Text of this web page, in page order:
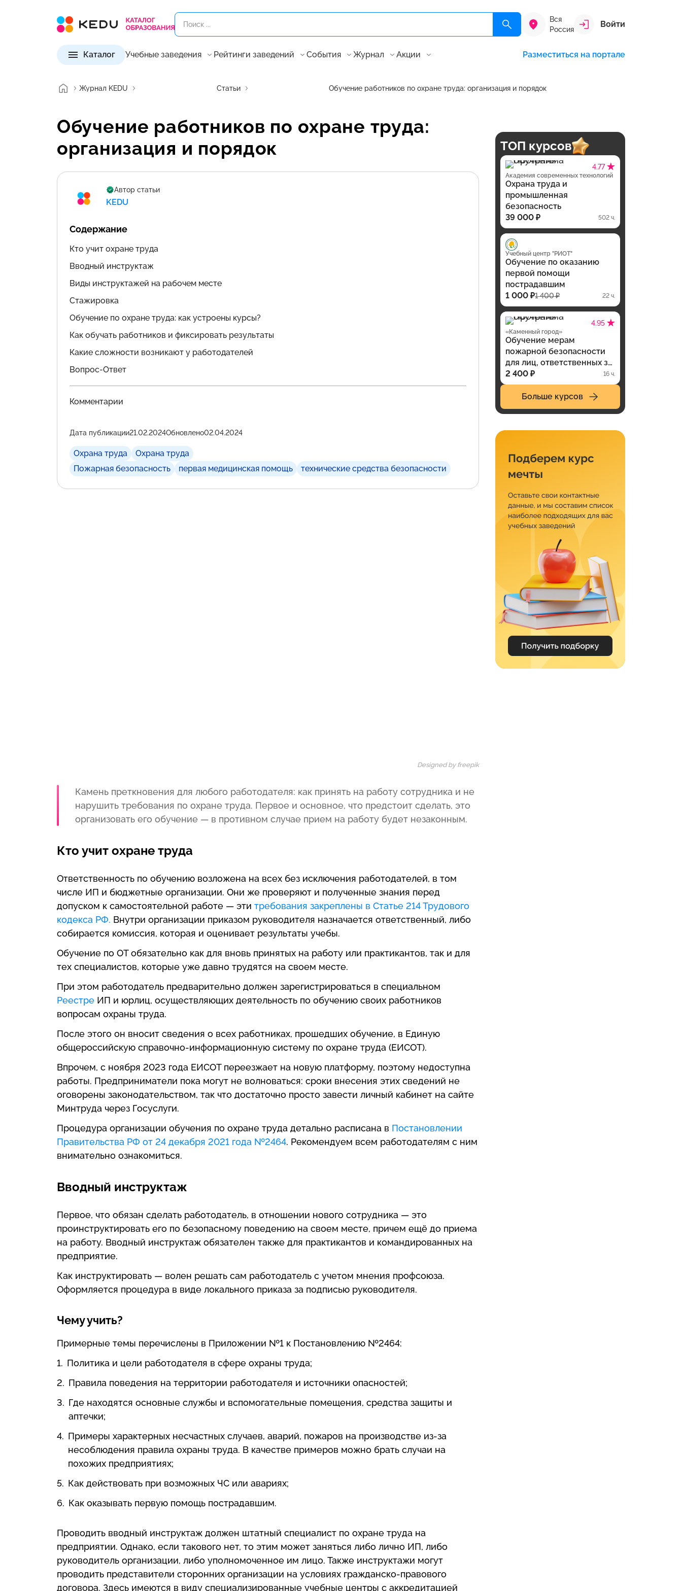
Вся
Россия
Войти
Каталог Учебные заведения Рейтинги заведений События Журнал Акции Разместиться на портале
Журнал KEDU Статьи Обучение работников по охране труда: организация и порядок
Обучение работников по охране труда:
организация и порядок
Автор статьи
KEDU
Содержание
Кто учит охране труда
Вводный инструктаж
Виды инструктажей на рабочем месте
Стажировка
Обучение по охране труда: как устроены курсы?
Как обучать работников и фиксировать результаты
Какие сложности возникают у работодателей
Вопрос-Ответ
Комментарии
Дата публикации21.02.2024Обновлено02.04.2024
Охрана труда
Охрана труда
Пожарная безопасность
первая медицинская помощь технические средства безопасности
Designed by freepik
Камень преткновения для любого работодателя: как принять на работу сотрудника и не
нарушить требования по охране труда. Первое и основное, что предстоит сделать, это
организовать его обучение — в противном случае прием на работу будет незаконным.
Кто учит охране труда
Ответственность по обучению возложена на всех без исключения работодателей, в том
числе ИП и бюджетные организации. Они же проверяют и полученные знания перед
допуском к самостоятельной работе — эти требования закреплены в Статье 214 Трудового
кодекса РФ. Внутри организации приказом руководителя назначается ответственный, либо
собирается комиссия, которая и оценивает результаты учебы.
Обучение по ОТ обязательно как для вновь принятых на работу или практикантов, так и для
тех специалистов, которые уже давно трудятся на своем месте.
При этом работодатель предварительно должен зарегистрироваться в специальном
Реестре ИП и юрлиц, осуществляющих деятельность по обучению своих работников
вопросам охраны труда.
После этого он вносит сведения о всех работниках, прошедших обучение, в Единую
общероссийскую справочно-информационную систему по охране труда (ЕИСОТ).
Впрочем, с ноября 2023 года ЕИСОТ переезжает на новую платформу, поэтому недоступна
работы. Предприниматели пока могут не волноваться: сроки внесения этих сведений не
оговорены законодательством, так что достаточно просто завести личный кабинет на сайте
Минтруда через Госуслуги.
Процедура организации обучения по охране труда детально расписана в Постановлении
Правительства РФ от 24 декабря 2021 года №2464. Рекомендуем всем работодателям с ним
внимательно ознакомиться.
Вводный инструктаж
Первое, что обязан сделать работодатель, в отношении нового сотрудника — это
проинструктировать его по безопасному поведению на своем месте, причем ещё до приема
на работу. Вводный инструктаж обязателен также для практикантов и командированных на
предприятие.
Как инструктировать — волен решать сам работодатель с учетом мнения профсоюза.
Оформляется процедура в виде локального приказа за подписью руководителя.
Чему учить?
Примерные темы перечислены в Приложении №1 к Постановлению №2464:
Политика и цели работодателя в сфере охраны труда;
Правила поведения на территории работодателя и источники опасностей;
Где находятся основные службы и вспомогательные помещения, средства защиты и
аптечки;
Примеры характерных несчастных случаев, аварий, пожаров на производстве из-за
несоблюдения правила охраны труда. В качестве примеров можно брать случаи на
похожих предприятиях;
Как действовать при возможных ЧС или авариях;
Как оказывать первую помощь пострадавшим.
Проводить вводный инструктаж должен штатный специалист по охране труда на
предприятии. Однако, если такового нет, то этим может заняться либо лично ИП, либо
руководитель организации, либо уполномоченное им лицо. Также инструктажи могут
проводить представители сторонних организации на условиях гражданско-правового
договора. Здесь имеются в виду специализированные учебные центры с аккредитацией
ТОП курсов
4.77
Академия современных технологий
Охрана труда и
промышленная
безопасность
39 000 ₽
502 ч.
Учебный центр "РИОТ"
Обучение по оказанию
первой помощи
пострадавшим
1 000 ₽1 400 ₽ 22 ч.
4.95
«Каменный город»
Обучение мерам
пожарной безопасности
для лиц, ответственных за
проведение
противопожарного
инструктажа
2 400 ₽ 16 ч.
Больше курсов